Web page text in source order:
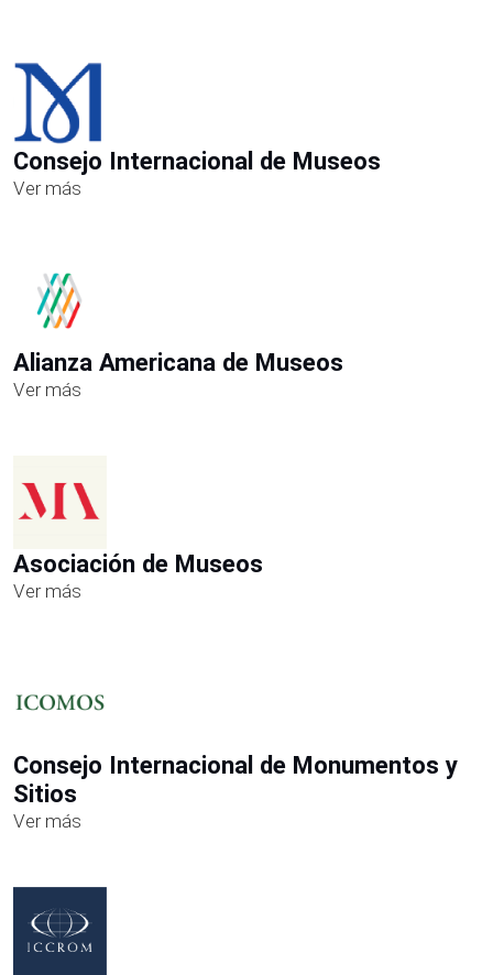
Consejo Internacional de Museos
Ver más
Alianza Americana de Museos
Ver más
Asociación de Museos
Ver más
Consejo Internacional de Monumentos y
Sitios
Ver más